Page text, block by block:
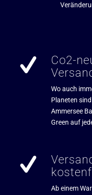
Co2-
Wo auch
Planeten
Ammersee
Green auf
Ab einem